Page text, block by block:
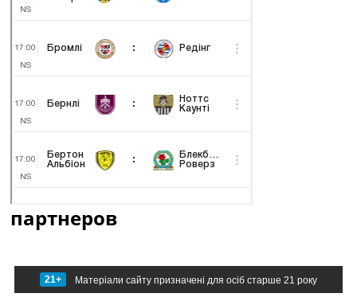
партнеров
21+ Матеріали сайту призначені для осіб старше 21 року